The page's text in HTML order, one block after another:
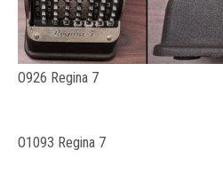
O926 Regina 7
O1093 Regina 7